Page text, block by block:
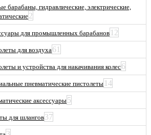
барабаны, гидравлические, электрические,
2
для промышленных барабанов 12
для воздуха61
и устройства для накачивания колес6
пневматические пистолеты 14
аксессуары5
для шлангов37